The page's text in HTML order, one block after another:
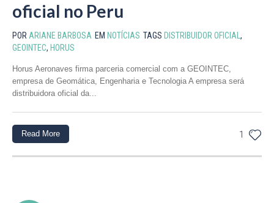
oficial no Peru
POR ARIANE BARBOSA EM NOTÍCIAS TAGS DISTRIBUIDOR OFICIAL ,
GEOINTEC, HORUS
Horus Aeronaves firma parceria comercial com a GEOINTEC,
empresa de Geomática, Engenharia e Tecnologia A empresa será
distribuidora oficial da...
1
Read More